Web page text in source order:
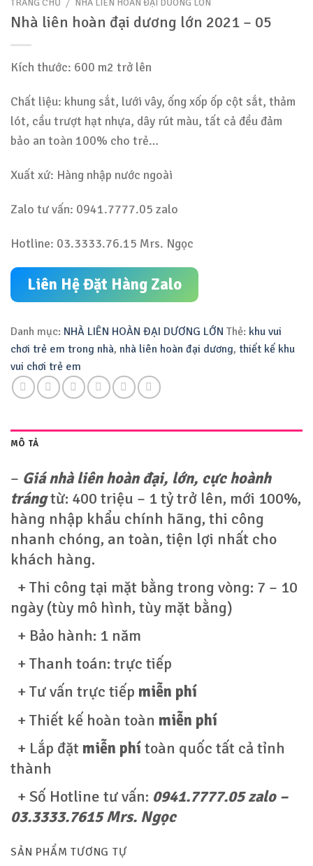
Nhà liên hoàn đại dương lớn 2021 – 05
Kích thước: 600 m2 trở lên
Chất liệu: khung sắt, lưới vây, ống xốp ốp cột sắt, thảm
lót, cầu trượt hạt nhựa, dây rút màu, tất cả đều đảm
bảo an toàn 100% cho trẻ…
Xuất xứ: Hàng nhập nước ngoài
Zalo tư vấn: 0941.7777.05 zalo
Hotline: 03.3333.76.15 Mrs. Ngọc
Liên Hệ Đặt Hàng Zalo
Danh mục: NHÀ LIÊN HOÀN ĐẠI DƯƠNG LỚN Thẻ: khu vui
chơi trẻ em trong nhà, nhà liên hoàn đại dương, thiết kế khu
vui chơi trẻ em
MÔ TẢ
– Giá nhà liên hoàn đại, lớn, cực hoành
trángtừ: 400 triệu – 1 tỷ trở lên, mới 100%,
hàng nhập khẩu chính hãng, thi công
nhanh chóng, an toàn, tiện lợi nhất cho
khách hàng.
+ Thi công tại mặt bằng trong vòng: 7 – 10
ngày (tùy mô hình, tùy mặt bằng)
+ Bảo hành: 1 năm
+ Thanh toán: trực tiếp
+ Tư vấn trực tiếp miễn phí
+ Thiết kế hoàn toàn miễn phí
+ Lắp đặt miễn phítoàn quốc tất cả tỉnh
thành
+ Số Hotline tư vấn: 0941.7777.05 zalo –
03.3333.7615 Mrs. Ngọc
SẢN PHẨM TƯƠNG TỰ